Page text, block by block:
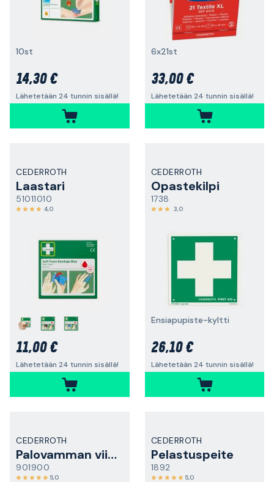
10st
14,30 €
Lähetetään 24 tunnin sisällä!
6x21st
33,00 €
Lähetetään 24 tunnin sisällä!
CEDERROTH
Laastari
51011010
4,0
11,00 €
Lähetetään 24 tunnin sisällä!
CEDERROTH
Opastekilpi
1738
3,0
Ensiapupiste-kyltti
26,10 €
Lähetetään 24 tunnin sisällä!
CEDERROTH
Palovamman viilennys
901900
5,0
CEDERROTH
Pelastuspeite
1892
5,0